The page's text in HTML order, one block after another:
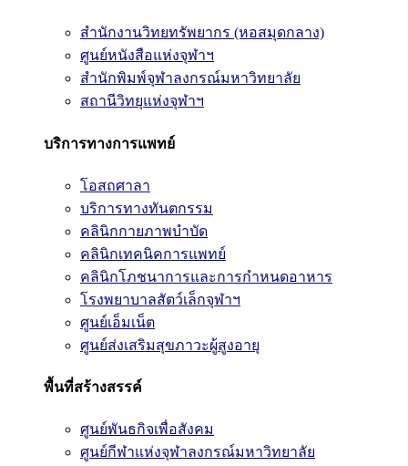
สำนักงานวิทยทรัพยากร (หอสมุดกลาง)
ศูนย์หนังสือแห่งจุฬาฯ
สำนักพิมพ์จุฬาลงกรณ์มหาวิทยาลัย
สถานีวิทยุแห่งจุฬาฯ
บริการทางการแพทย์
โอสถศาลา
บริการทางทันตกรรม
คลินิกกายภาพบำบัด
คลินิกเทคนิคการแพทย์
คลินิกโภชนาการและการกำหนดอาหาร
โรงพยาบาลสัตว์เล็กจุฬาฯ
ศูนย์เอ็มเน็ต
ศูนย์ส่งเสริมสุขภาวะผู้สูงอายุ
พื้นที่สร้างสรรค์
ศูนย์พันธกิจเพื่อสังคม
ศูนย์กีฬาแห่งจุฬาลงกรณ์มหาวิทยาลัย